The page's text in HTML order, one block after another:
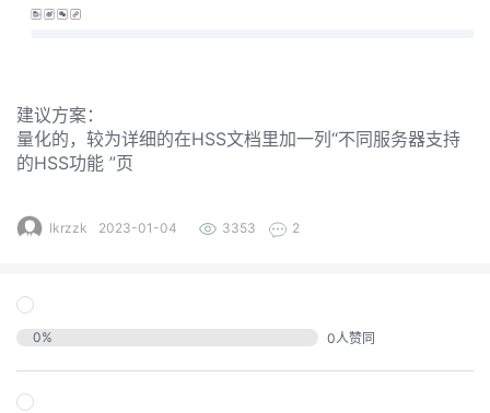
我
博
客
的
论
坛
我
的
圈
我
的
播
我
活
的
我
的
我
建议方案：
量化的，较为详细的在HSS文档里加一列“不同服务器支持
的HSS功能 ”页
lkrzzk 2023-01-04 3353 2
0% 0人赞同